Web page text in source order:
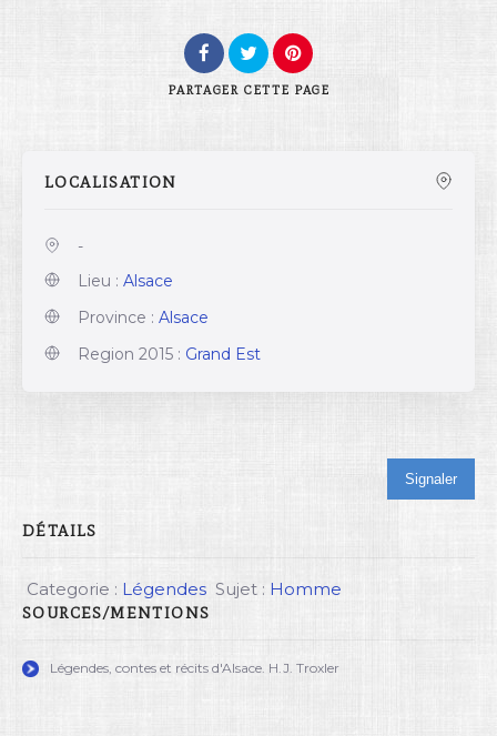
PARTAGER CETTE PAGE
LOCALISATION
-
Lieu : Alsace
Province : Alsace
Region 2015 : Grand Est
Signaler
DÉTAILS
Categorie : Légendes Sujet : Homme
SOURCES/MENTIONS
Légendes, contes et récits d'Alsace. H.J. Troxler